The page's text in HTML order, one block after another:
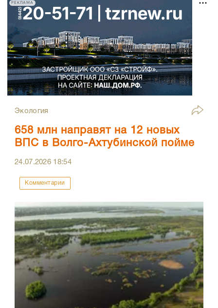
РЕКЛАМА
Экология
658 млн направят на 12 новых
ВПС в Волго-Ахтубинской пойме
24.07.2026 18:54
Комментарии